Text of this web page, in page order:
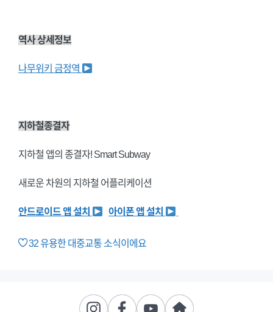
역사 상세정보
나무위키 금정역
지하철종결자
지하철 앱의 종결자! Smart Subway
새로운 차원의 지하철 어플리케이션
안드로이드 앱 설치 아이폰 앱 설치
32유용한 대중교통 소식이에요